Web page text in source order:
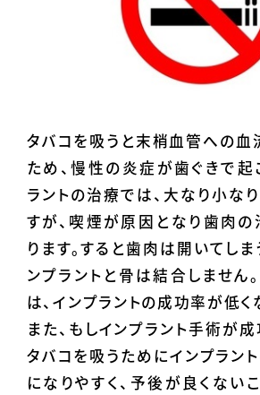
タバコを吸うと末梢血管への血
ため、慢性の炎症が歯ぐきで起
ラントの治療では、大なり小な
すが、喫煙が原因となり歯肉
ります。すると歯肉は開いてしま
ンプラントと骨は結合しません
は、インプラントの成功率が低く
また、もしインプラント手術が成
タバコを吸うためにインプラン
になりやすく、予後が良くない